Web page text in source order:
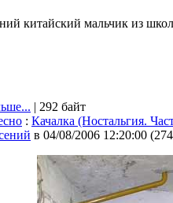
китайский мальчик из
| 292 байт
: Качалка (Ностальгия.
в 04/08/2006 12:20:00 (